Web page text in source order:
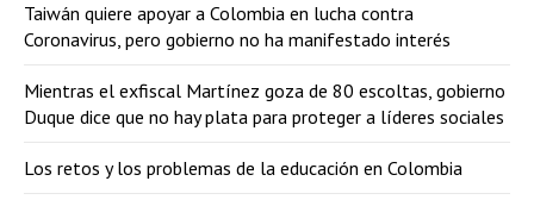
Taiwán quiere apoyar a Colombia en lucha contra
Coronavirus, pero gobierno no ha manifestado interés
Mientras el exfiscal Martínez goza de 80 escoltas, gobierno
Duque dice que no hay plata para proteger a líderes sociales
Los retos y los problemas de la educación en Colombia